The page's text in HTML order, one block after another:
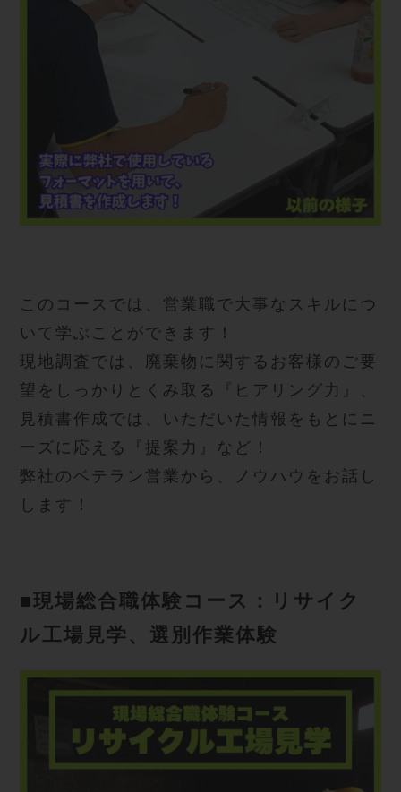
このコースでは、営業職で大事なスキルにつ
いて学ぶことができます！
現地調査では、廃棄物に関するお客様のご要
望をしっかりとくみ取る『ヒアリング力』、
見積書作成では、いただいた情報をもとにニ
ーズに応える『提案力』など！
弊社のベテラン営業から、ノウハウをお話し
します！
■現場総合職体験コース：リサイク
ル工場見学、選別作業体験